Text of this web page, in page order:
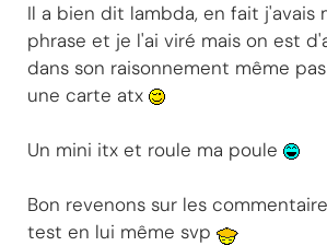
Il a bien dit lambda, en fait j'avais
phrase et je l'ai viré mais on est
dans son raisonnement même
une carte atx
Un mini itx et roule ma poule
Bon revenons sur les
test en lui même svp